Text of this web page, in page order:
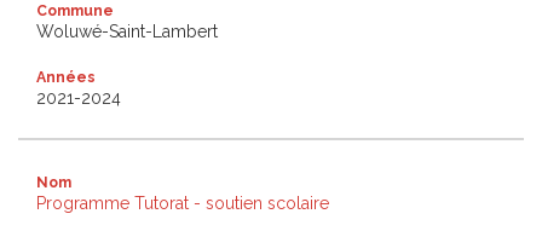
Commune
Woluwé-Saint-Lambert
Années
2021-2024
Nom
Programme Tutorat - soutien scolaire